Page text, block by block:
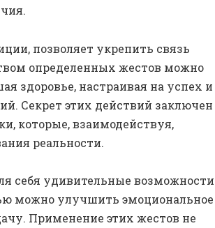
позволяет укрепить связь
определенных жестов можно
здоровье, настраивая на успех и
Секрет этих действий заключен
которые, взаимодействуя,
реальности.
себя удивительные возможности
можно улучшить эмоциональное
Применение этих жестов не